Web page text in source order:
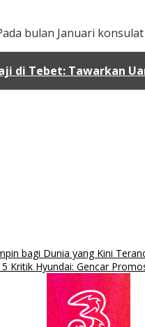
bulan Januari
di Tebet: Tawarkan
bagi Dunia yang Kini
Kritik Hyundai: Gencar